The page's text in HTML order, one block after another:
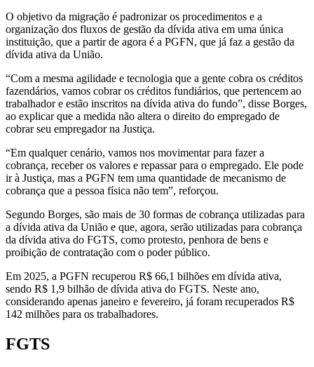
O objetivo da migração é padronizar os procedimentos e a
organização dos fluxos de gestão da dívida ativa em uma única
instituição, que a partir de agora é a PGFN, que já faz a gestão da
dívida ativa da União.
“Com a mesma agilidade e tecnologia que a gente cobra os créditos
fazendários, vamos cobrar os créditos fundiários, que pertencem ao
trabalhador e estão inscritos na dívida ativa do fundo”, disse Borges,
ao explicar que a medida não altera o direito do empregado de
cobrar seu empregador na Justiça.
“Em qualquer cenário, vamos nos movimentar para fazer a
cobrança, receber os valores e repassar para o empregado. Ele pode
ir à Justiça, mas a PGFN tem uma quantidade de mecanismo de
cobrança que a pessoa física não tem”, reforçou.
Segundo Borges, são mais de 30 formas de cobrança utilizadas para
a dívida ativa da União e que, agora, serão utilizadas para cobrança
da dívida ativa do FGTS, como protesto, penhora de bens e
proibição de contratação com o poder público.
Em 2025, a PGFN recuperou R$ 66,1 bilhões em dívida ativa,
sendo R$ 1,9 bilhão de dívida ativa do FGTS. Neste ano,
considerando apenas janeiro e fevereiro, já foram recuperados R$
142 milhões para os trabalhadores.
FGTS